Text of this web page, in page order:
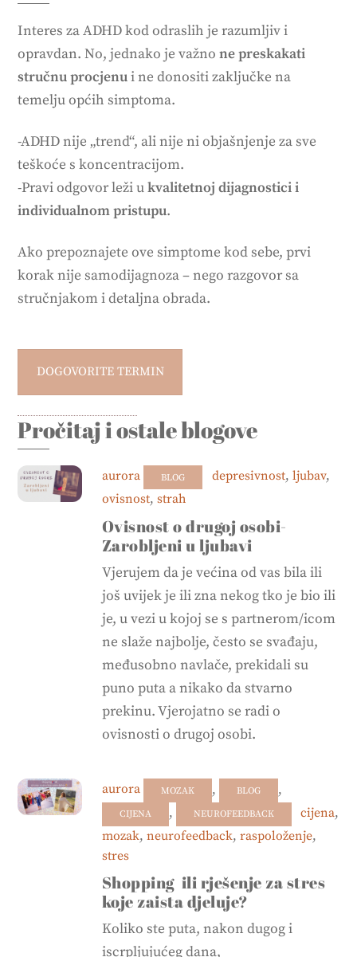
Interes za ADHD kod odraslih je razumljiv i
opravdan. No, jednako je važnone preskakati
stručnu procjenui ne donositi zaključke na
temelju općih simptoma.
-ADHD nije „trend“, ali nije ni objašnjenje za sve
teškoće s koncentracijom.
-Pravi odgovor leži ukvalitetnoj dijagnostici i
individualnom pristupu.
Ako prepoznajete ove simptome kod sebe, prvi
korak nije samodijagnoza – nego razgovor sa
stručnjakom i detaljna obrada.
DOGOVORITE TERMIN
Pročitaj i ostale blogove
Ovisnost o drugoj osobi-
Zarobljeni u ljubavi
aurora BLOG depresivnost, ljubav,
ovisnost, strah
Vjerujem da je većina od vas bila ili
još uvijek je ili zna nekog tko je bio ili
je, u vezi u kojoj se s partnerom/icom
ne slaže najbolje, često se svađaju,
međusobno navlače, prekidali su
puno puta a nikako da stvarno
prekinu. Vjerojatno se radi o
ovisnosti o drugoj osobi.
Shopping ili rješenje za stres
koje zaista djeluje?
aurora MOZAK , BLOG ,
CIJENA , NEUROFEEDBACK cijena,
mozak, neurofeedback, raspoloženje,
stres
Koliko ste puta, nakon dugog i
iscrpljujućeg dana,